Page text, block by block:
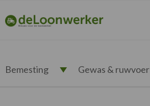
de
hoofdnavigatie
de
hoofd
de
eerste
de
voettekst
deloonwerker.nl
Bemesting Gewas & ruwvoer